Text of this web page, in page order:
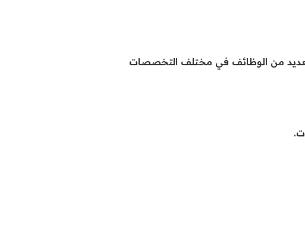
من الوظائف في مختلف التخصصات